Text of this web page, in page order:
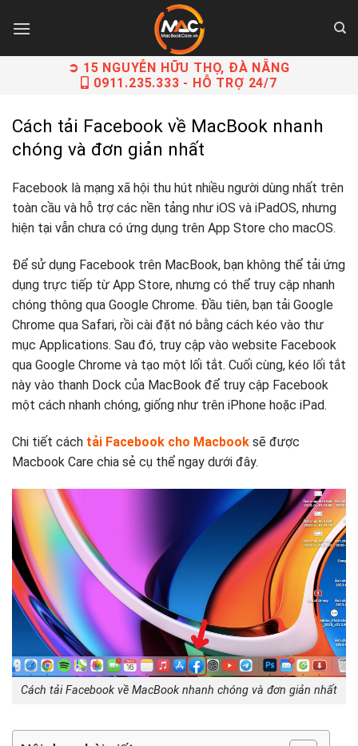
➲ 15 NGUYỄN HỮU THỌ, ĐÀ NẴNG
0911.235.333 - HỖ TRỢ 24/7
Cách tải Facebook về MacBook nhanh
chóng và đơn giản nhất
Facebook là mạng xã hội thu hút nhiều người dùng nhất trên
toàn cầu và hỗ trợ các nền tảng như iOS và iPadOS, nhưng
hiện tại vẫn chưa có ứng dụng trên App Store cho macOS.
Để sử dụng Facebook trên MacBook, bạn không thể tải ứng
dụng trực tiếp từ App Store, nhưng có thể truy cập nhanh
chóng thông qua Google Chrome. Đầu tiên, bạn tải Google
Chrome qua Safari, rồi cài đặt nó bằng cách kéo vào thư
mục Applications. Sau đó, truy cập vào website Facebook
qua Google Chrome và tạo một lối tắt. Cuối cùng, kéo lối tắt
này vào thanh Dock của MacBook để truy cập Facebook
một cách nhanh chóng, giống như trên iPhone hoặc iPad.
Chi tiết cách tải Facebook cho Macbook sẽ được
Macbook Care chia sẻ cụ thể ngay dưới đây.
Cách tải Facebook về MacBook nhanh chóng và đơn giản nhất